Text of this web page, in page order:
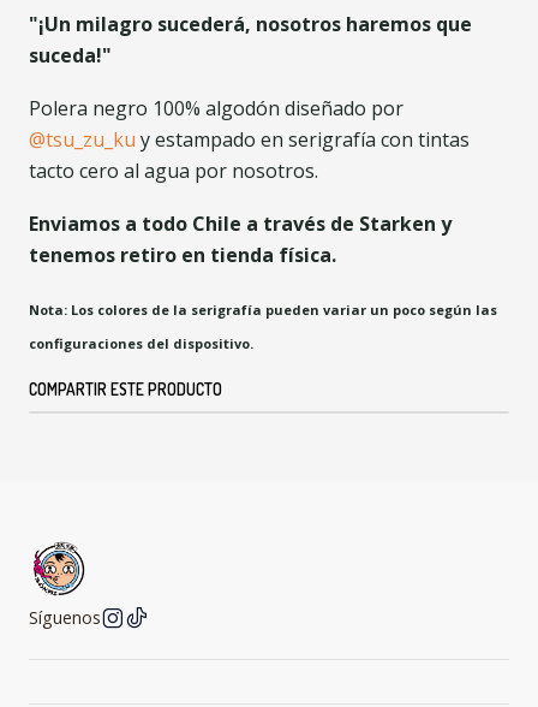
"¡Un milagro sucederá, nosotros haremos que
suceda!"
Polera negro 100% algodón diseñado por
@tsu_zu_ku y estampado en serigrafía con tintas
tacto cero al agua por nosotros.
Enviamos a todo Chile a través de Starken y
tenemos retiro en tienda física.
Nota: Los colores de la serigrafía pueden variar un poco según las
configuraciones del dispositivo.
COMPARTIR ESTE PRODUCTO
Síguenos